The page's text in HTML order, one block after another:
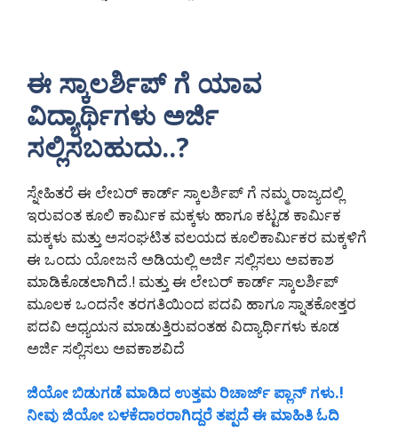
ಈ ಸ್ಕಾಲರ್ಶಿಪ್ ಗೆ ಯಾವ
ವಿದ್ಯಾರ್ಥಿಗಳು ಅರ್ಜಿ
ಸಲ್ಲಿಸಬಹುದು..?
ಸ್ನೇಹಿತರೆ ಈ ಲೇಬರ್ ಕಾರ್ಡ್ ಸ್ಕಾಲರ್ಶಿಪ್ ಗೆ ನಮ್ಮ ರಾಜ್ಯದಲ್ಲಿ
ಇರುವಂತ ಕೂಲಿ ಕಾರ್ಮಿಕ ಮಕ್ಕಳು ಹಾಗೂ ಕಟ್ಟಡ ಕಾರ್ಮಿಕ
ಮಕ್ಕಳು ಮತ್ತು ಅಸಂಘಟಿತ ವಲಯದ ಕೂಲಿಕಾರ್ಮಿಕರ ಮಕ್ಕಳಿಗೆ
ಈ ಒಂದು ಯೋಜನೆ ಅಡಿಯಲ್ಲಿ ಅರ್ಜಿ ಸಲ್ಲಿಸಲು ಅವಕಾಶ
ಮಾಡಿಕೊಡಲಾಗಿದೆ.! ಮತ್ತು ಈ ಲೇಬರ್ ಕಾರ್ಡ್ ಸ್ಕಾಲರ್ಶಿಪ್
ಮೂಲಕ ಒಂದನೇ ತರಗತಿಯಿಂದ ಪದವಿ ಹಾಗೂ ಸ್ನಾತಕೋತ್ತರ
ಪದವಿ ಅಧ್ಯಯನ ಮಾಡುತ್ತಿರುವಂತಹ ವಿದ್ಯಾರ್ಥಿಗಳು ಕೂಡ
ಅರ್ಜಿ ಸಲ್ಲಿಸಲು ಅವಕಾಶವಿದೆ
ಜಿಯೋ ಬಿಡುಗಡೆ ಮಾಡಿದ ಉತ್ತಮ ರಿಚಾರ್ಜ್ ಪ್ಲಾನ್ ಗಳು.!
ನೀವು ಜಿಯೋ ಬಳಕೆದಾರರಾಗಿದ್ದರೆ ತಪ್ಪದೆ ಈ ಮಾಹಿತಿ ಓದಿ